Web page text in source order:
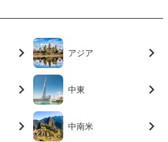
アジア
中東
中南米